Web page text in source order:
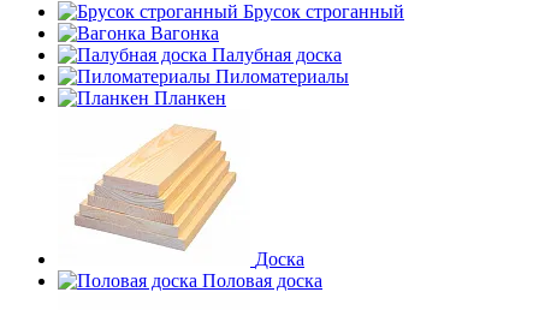
Брусок строганный
Вагонка
Палубная доска
Пиломатериалы
Планкен
Доска
Половая доска